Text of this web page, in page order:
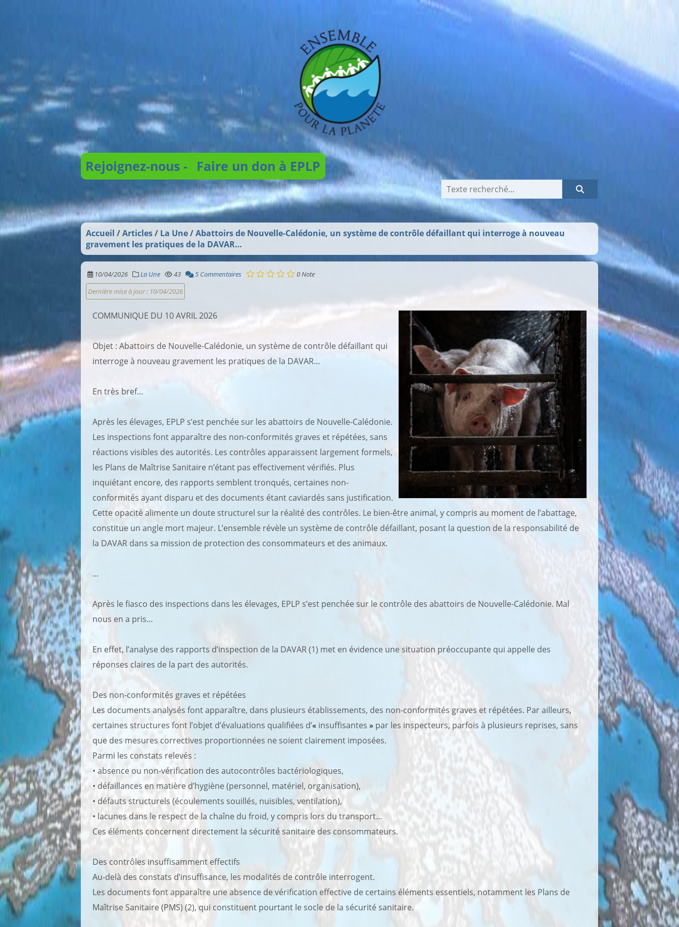
Rejoignez-nous - Faire un don à EPLP
Recherche
Accueil Articles La Une
Abattoirs de Nouvelle-Calédonie, un système de contrôle défaillant qui interroge à nouveau
gravement les pratiques de la DAVAR…
10/04/2026 La Une 43 5 Commentaires 0Note
Dernière mise à jour : 10/04/2026
COMMUNIQUE DU 10 AVRIL 2026
Objet : Abattoirs de Nouvelle-Calédonie, un système de contrôle défaillant qui
interroge à nouveau gravement les pratiques de la DAVAR…
En très bref…
Après les élevages, EPLP s’est penchée sur les abattoirs de Nouvelle-Calédonie.
Les inspections font apparaître des non-conformités graves et répétées, sans
réactions visibles des autorités. Les contrôles apparaissent largement formels,
les Plans de Maîtrise Sanitaire n’étant pas effectivement vérifiés. Plus
inquiétant encore, des rapports semblent tronqués, certaines non-
conformités ayant disparu et des documents étant caviardés sans justification.
Cette opacité alimente un doute structurel sur la réalité des contrôles. Le bien-être animal, y compris au moment de l’abattage,
constitue un angle mort majeur. L’ensemble révèle un système de contrôle défaillant, posant la question de la responsabilité de
la DAVAR dans sa mission de protection des consommateurs et des animaux.
...
Après le fiasco des inspections dans les élevages, EPLP s’est penchée sur le contrôle des abattoirs de Nouvelle-Calédonie. Mal
nous en a pris…
En effet, l’analyse des rapports d’inspection de la DAVAR (1) met en évidence une situation préoccupante qui appelle des
réponses claires de la part des autorités.
Des non-conformités graves et répétées
Les documents analysés font apparaître, dans plusieurs établissements, des non-conformités graves et répétées. Par ailleurs,
certaines structures font l’objet d’évaluations qualifiées d’« insuffisantes» par les inspecteurs, parfois à plusieurs reprises, sans
que des mesures correctives proportionnées ne soient clairement imposées.
Parmi les constats relevés :
• absence ou non-vérification des autocontrôles bactériologiques,
• défaillances en matière d’hygiène (personnel, matériel, organisation),
• défauts structurels (écoulements souillés, nuisibles, ventilation),
• lacunes dans le respect de la chaîne du froid, y compris lors du transport…
Ces éléments concernent directement la sécurité sanitaire des consommateurs.
Des contrôles insuffisamment effectifs
Au-delà des constats d’insuffisance, les modalités de contrôle interrogent.
Les documents font apparaître une absence de vérification effective de certains éléments essentiels, notamment les Plans de
Maîtrise Sanitaire (PMS) (2), qui constituent pourtant le socle de la sécurité sanitaire.